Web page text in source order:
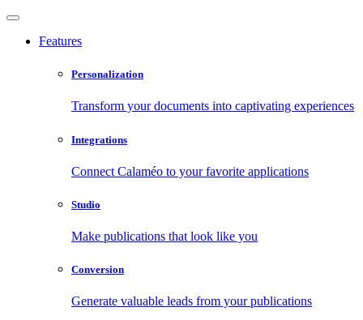
Features
Personalization
Transform your documents into captivating experiences
Integrations
Connect Calaméo to your favorite applications
Studio
Make publications that look like you
Conversion
Generate valuable leads from your publications